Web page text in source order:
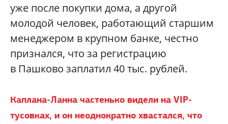
уже после покупки дома, а другой
молодой человек, работающий старшим
менеджером в крупном банке, честно
признался, что за регистрацию
в Пашково заплатил 40 тыс. рублей.
Каплана-Ланна частенько видели на VIP-
тусовках, и он неоднократно хвастался, что